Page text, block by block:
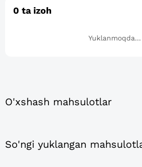
0 ta izoh
Yuklanmoqda...
O'xshash mahsulotlar
So'ngi yuklangan